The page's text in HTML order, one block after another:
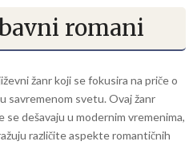
romani
žanr koji se fokusira na priče o
savremenom svetu. Ovaj žanr
dešavaju u modernim vremenima,
različite aspekte romantičnih